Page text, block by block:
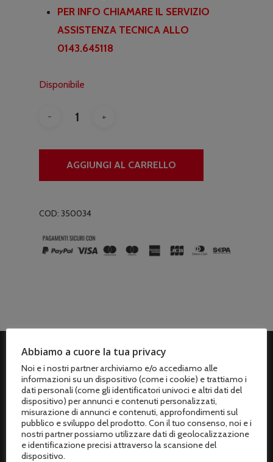
PER INFO CHIAMARE IL SERVIZIO
ASSISTENZA TECNICA ALLO
0143.645118
Disponibile
AGGIUNGI AL CARRELLO
COD: 350034
ASSISTENZA CLIENTI
Spedizioni
Metodi di pagamento
Termini e condizioni di vendita
Abbiamo a cuore la tua privacy
Noi e i nostri partner archiviamo e/o accediamo alle
informazioni su un dispositivo (come i cookie) e trattiamo i
dati personali (come gli identificatori univoci e altri dati del
dispositivo) per annunci e contenuti personalizzati,
misurazione di annunci e contenuti, approfondimenti sul
pubblico e sviluppo del prodotto. Con il tuo consenso, noi e i
nostri partner possiamo utilizzare dati di geolocalizzazione
e identificazione precisi attraverso la scansione del
dispositivo.